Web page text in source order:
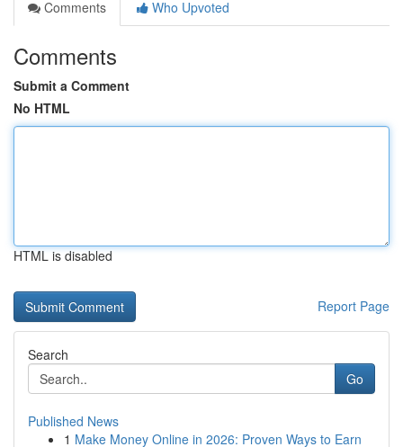
Comments
Who Upvoted
Comments
Submit a Comment
No HTML
HTML is disabled
Report Page
Search
Go
Published News
1 Make Money Online in 2026: Proven Ways to Earn